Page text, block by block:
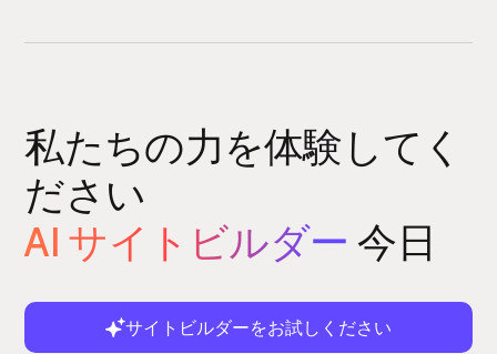
私たちの力を体験してく
ださい
AI サイトビルダー 今日
サイトビルダーをお試しください